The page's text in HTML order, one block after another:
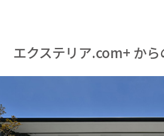
エクステリア.com+ から